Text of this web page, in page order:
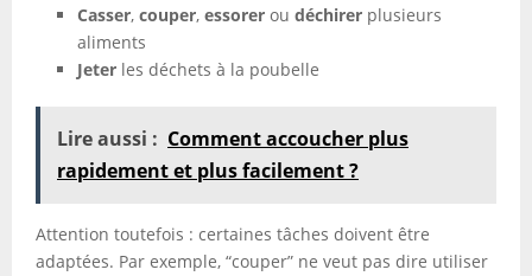
Casser, couper, essorer ou déchirer plusieurs
aliments
Jeter les déchets à la poubelle
Lire aussi : Comment accoucher plus
rapidement et plus facilement ?
Attention toutefois : certaines tâches doivent être
adaptées. Par exemple, “couper” ne veut pas dire utiliser